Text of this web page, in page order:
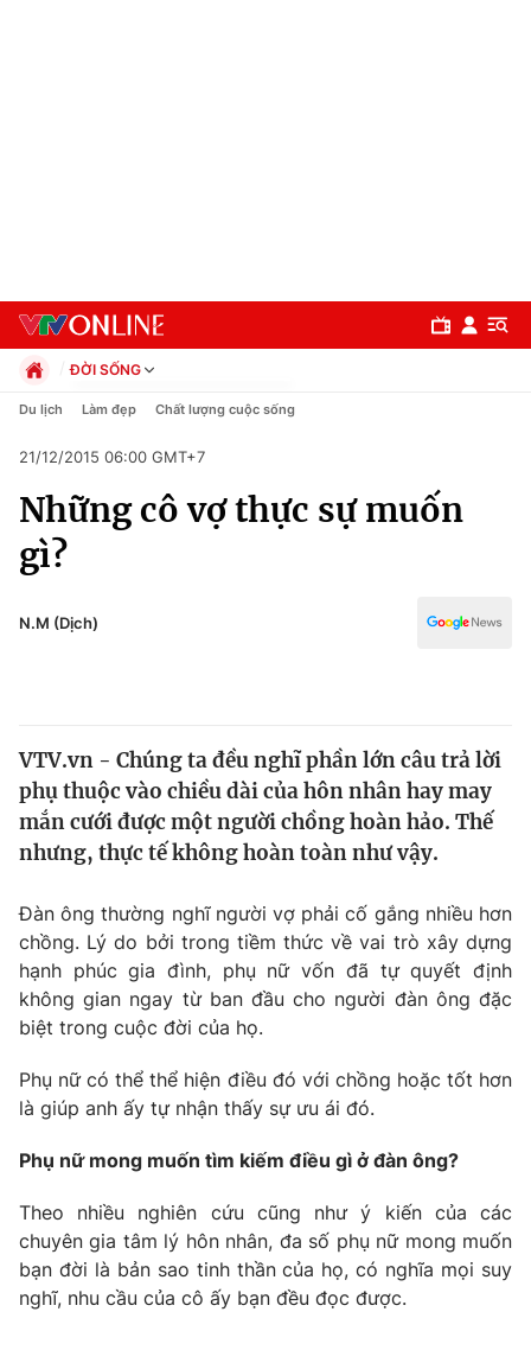
Chuyên mục
Chính trị
Thế giới
Tin tức
Thế giới đó đây
Câu chuyện quốc tế
Tài chính
Thị trường
Góc doanh nghiệp
Dữ liệu và đời sống
Truyền hình
Phim VTV
Hậu trường
Nhân vật
Khán giả
Giải sao mai
Giải trí
Sao
Đời sống
Du lịch
Làm đẹp
Chất lượng cuộc sống
Giáo dục
Tuyển sinh
Công nghệ
ĐỜI SỐNG
Chính trị
Pháp luật
Kinh tế
Thể thao
Y tế
Du lịch Làm đẹp Chất lượng cuộc sống
21/12/2015 06:00 GMT+7
Những cô vợ thực sự muốn
gì?
N.M (Dịch)
VTV.vn - Chúng ta đều nghĩ phần lớn câu trả lời
phụ thuộc vào chiều dài của hôn nhân hay may
mắn cưới được một người chồng hoàn hảo. Thế
nhưng, thực tế không hoàn toàn như vậy.
Đàn ông thường nghĩ người vợ phải cố gắng nhiều hơn
chồng. Lý do bởi trong tiềm thức về vai trò xây dựng
hạnh phúc gia đình, phụ nữ vốn đã tự quyết định
không gian ngay từ ban đầu cho người đàn ông đặc
biệt trong cuộc đời của họ.
Phụ nữ có thể thể hiện điều đó với chồng hoặc tốt hơn
là giúp anh ấy tự nhận thấy sự ưu ái đó.
Phụ nữ mong muốn tìm kiếm điều gì ở đàn ông?
Theo nhiều nghiên cứu cũng như ý kiến của các
chuyên gia tâm lý hôn nhân, đa số phụ nữ mong muốn
bạn đời là bản sao tinh thần của họ, có nghĩa mọi suy
nghĩ, nhu cầu của cô ấy bạn đều đọc được.